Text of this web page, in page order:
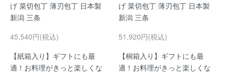
げ 菜切包丁 薄刃包丁 日本製
新潟 三条
45,540円(税込)
【紙箱入り】ギフトにも最
適！お料理がきっと楽しくな
げ 菜切包丁 薄刃包丁 日本製
新潟 三条
51,920円(税込)
【桐箱入り】ギフトにも最
適！お料理がきっと楽しくな